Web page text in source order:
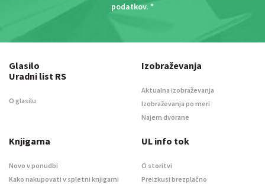
podatkov. *
Glasilo
Uradni list RS
O glasilu
Izobraževanja
Aktualna izobraževanja
Izobraževanja po meri
Najem dvorane
Knjigarna
Novo v ponudbi
Kako nakupovati v spletni knjigarni
UL info tok
O storitvi
Preizkusi brezplačno